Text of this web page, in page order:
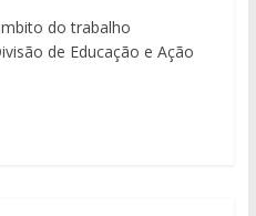
do trabalho
de Educação e Ação